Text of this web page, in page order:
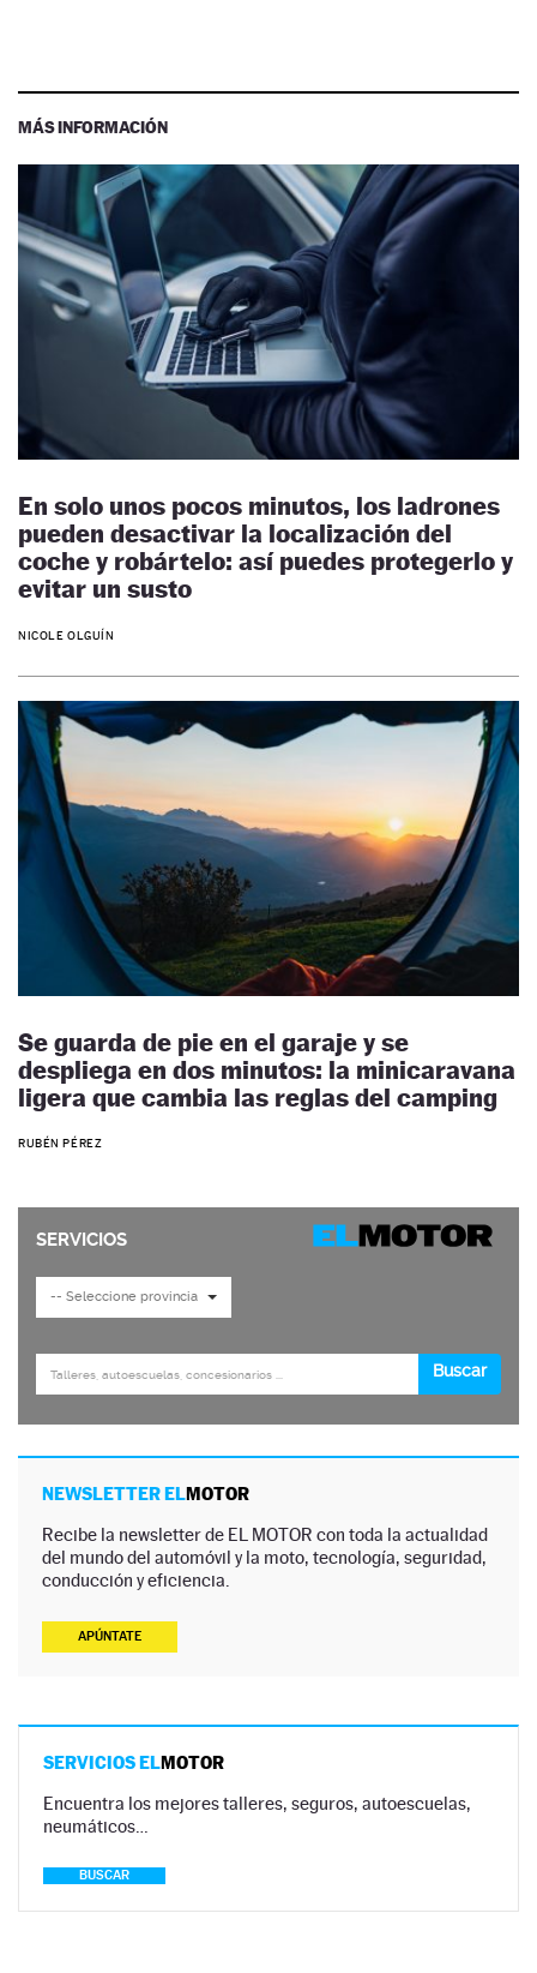
MÁS INFORMACIÓN
En solo unos pocos minutos, los ladrones
pueden desactivar la localización del
coche y robártelo: así puedes protegerlo y
evitar un susto
NICOLE OLGUÍN
Se guarda de pie en el garaje y se
despliega en dos minutos: la minicaravana
ligera que cambia las reglas del camping
RUBÉN PÉREZ
NEWSLETTER ELMOTOR
Recibe la newsletter de EL MOTOR con toda la actualidad
del mundo del automóvil y la moto, tecnología, seguridad,
conducción y eficiencia.
APÚNTATE
SERVICIOS ELMOTOR
Encuentra los mejores talleres, seguros, autoescuelas,
neumáticos…
BUSCAR